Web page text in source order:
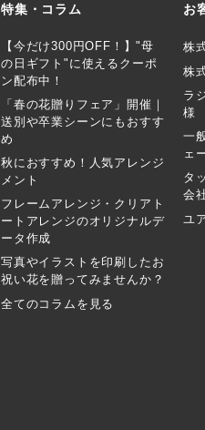
特集・コラム
【今だけ300円OFF！】"母
の日ギフト"に使えるクーポ
ン配布中！
「春の花贈りフェア」開催｜
送別や卒業シーンにもおすす
め
秋におすすめ！人気アレンジ
メント
フレームアレンジ・クリアト
ートアレンジのオリジナルデ
ータ作成
写真やイラストを印刷したお
祝い花を贈ってみませんか？
全てのコラムを見る
お
株
株
ラ
様
一
ェ
タ
会
ユ